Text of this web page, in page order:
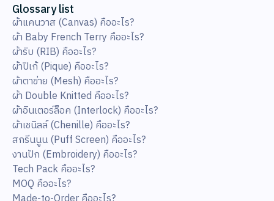
Glossary list
ผ้าแคนวาส (Canvas) คืออะไร?
ผ้า Baby French Terry คืออะไร?
ผ้าริบ (RIB) คืออะไร?
ผ้าปิเก้ (Pique) คืออะไร?
ผ้าตาข่าย (Mesh) คืออะไร?
ผ้า Double Knitted คืออะไร?
ผ้าอินเตอร์ล็อค (Interlock) คืออะไร?
ผ้าเชนิลล์ (Chenille) คืออะไร?
สกรีนนูน (Puff Screen) คืออะไร?
งานปัก (Embroidery) คืออะไร?
Tech Pack คืออะไร?
MOQ คืออะไร?